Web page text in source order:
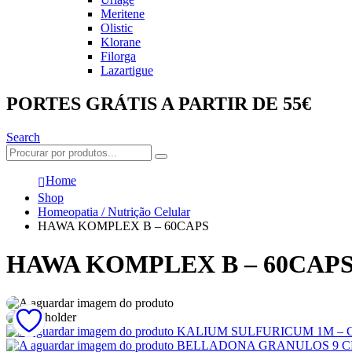
Meritene
Olistic
Klorane
Filorga
Lazartigue
PORTES GRÁTIS A PARTIR DE 55€
Search
Home
Shop
Homeopatia / Nutrição Celular
HAWA KOMPLEX B – 60CAPS
HAWA KOMPLEX B –
KALIUM SULFURICUM 1M –
BELLADONA GRANULOS 9